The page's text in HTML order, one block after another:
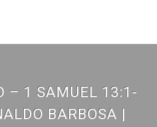
– 1 SAMUEL 13:1-
BARBOSA |